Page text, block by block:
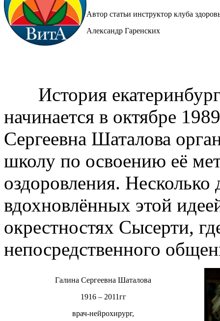
Автор статьи инструктор клуба
Александр Гаренских
История
начинается в октябре
Сергеевна Шаталова
школу по освоению её
оздоровления. Несколько
вдохновлённых этой
окрестностях Сысерти,
непосредственного
Галина Сергеевна Шаталова
1916 – 2011гг
врач-нейрохирург,